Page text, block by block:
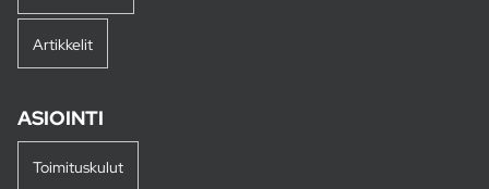
Artikkelit
ASIOINTI
Toimituskulut